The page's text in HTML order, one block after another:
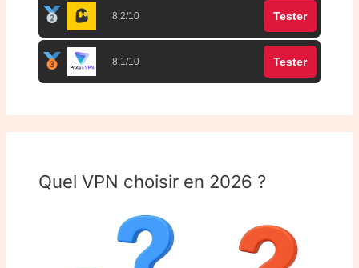
8,2/10 Tester
8,1/10 Tester
Quel VPN choisir en 2026 ?